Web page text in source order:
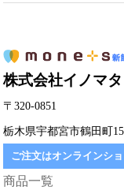
株式会社イノマタ
〒320-0851
栃木県宇都宮市鶴田町
ご注文はオンラインシ
商品一覧